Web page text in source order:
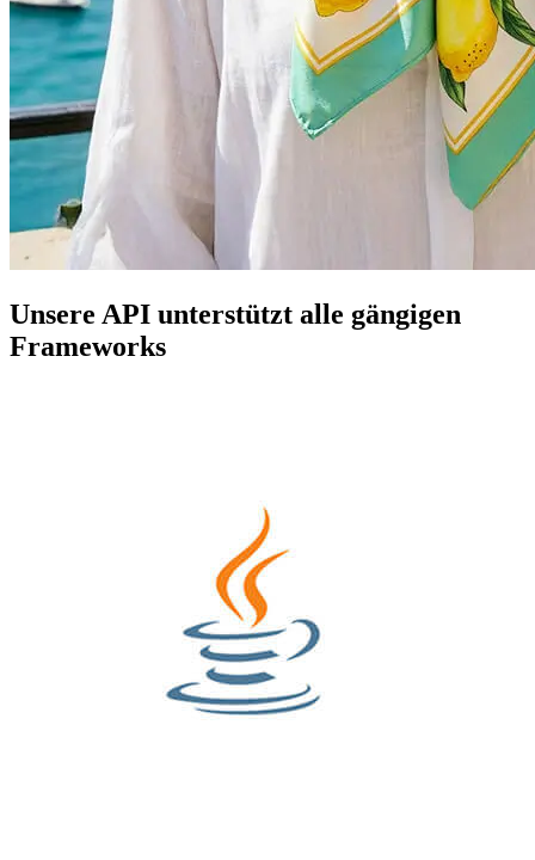
Unsere API unterstützt alle gängigen
Frameworks